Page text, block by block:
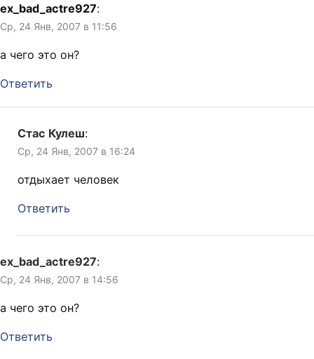
ex_bad_actre927:
Ср, 24 Янв, 2007 в 11:56
а чего это он?
Ответить
Стас Кулеш:
Ср, 24 Янв, 2007 в 16:24
отдыхает человек
Ответить
ex_bad_actre927:
Ср, 24 Янв, 2007 в 14:56
а чего это он?
Ответить